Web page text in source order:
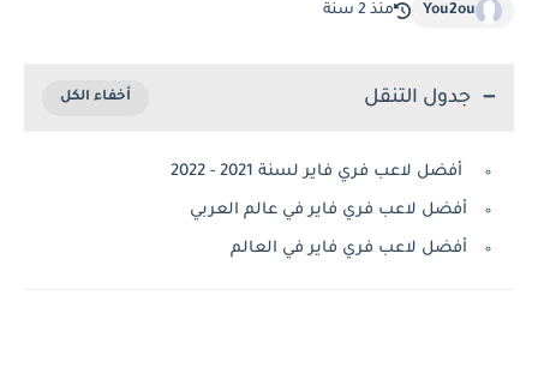
You2ou منذ 2 سنة
جدول التنقل
أفضل لاعب فري فاير لسنة 2021 - 2022
أفضل لاعب فري فاير في عالم العربي
أفضل لاعب فري فاير في العالم